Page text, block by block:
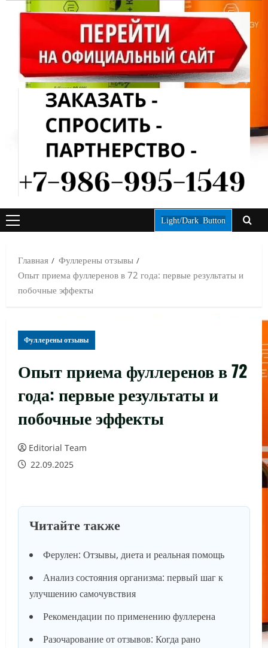
ОСНОВНОЕ
Light/Dark Button
Главная
Фуллерены отзывы
Опыт приема фуллеренов в 72 года: первые результаты и
побочные эффекты
Фуллерены отзывы
Опыт приема фуллеренов в 72
года: первые результаты и
побочные эффекты
Editorial Team
22.09.2025
Читайте также
Ферулен: Отзывы, диета и реальная помощь
Анализ состояния организма: первый шаг к
улучшению самочувствия
Рекомендации по применению фуллерена
Разочарование от отзывов: Когда рано